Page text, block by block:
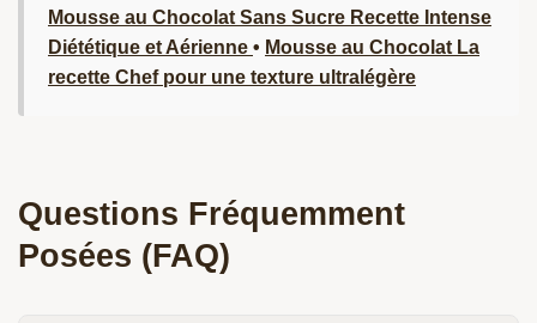
Mousse au Chocolat Sans Sucre Recette Intense
Diététique et Aérienne • Mousse au Chocolat La
recette Chef pour une texture ultralégère
Questions Fréquemment
Posées (FAQ)